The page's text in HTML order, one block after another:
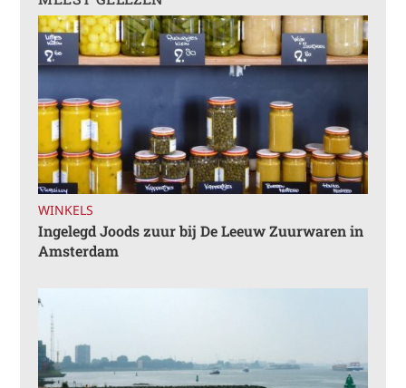
WINKELS
Ingelegd Joods zuur bij De Leeuw Zuurwaren in
Amsterdam